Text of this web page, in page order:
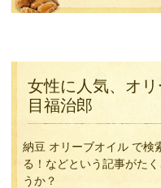
女性に人気、オ
目福治郎
納豆 オリーブオイル で検
る！などという記事がた
うか？